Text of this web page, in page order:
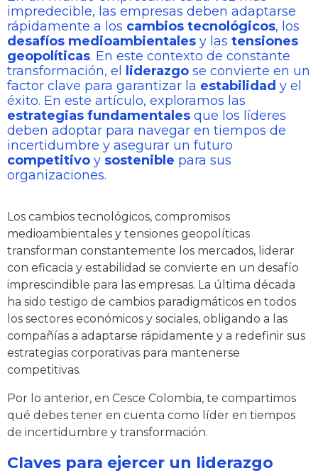
impredecible, las empresas deben adaptarse
rápidamente a los cambios tecnológicos, los
desafíos medioambientales y las tensiones
geopolíticas. En este contexto de constante
transformación, el
liderazgo se convierte en un
factor clave para garantizar la estabilidad y el
éxito. En este artículo, exploramos las
estrategias fundamentales que los líderes
deben adoptar para navegar en tiempos de
incertidumbre y asegurar un futuro
competitivo y sostenible para sus
organizaciones.
Los cambios tecnológicos, compromisos
medioambientales y tensiones geopolíticas
transforman constantemente los mercados, liderar
con eficacia y estabilidad se convierte en un desafío
imprescindible para las empresas. La última década
ha sido testigo de cambios paradigmáticos en todos
los sectores económicos y sociales, obligando a las
compañías a adaptarse rápidamente y a redefinir sus
estrategias corporativas para mantenerse
competitivas.
Por lo anterior, en Cesce Colombia, te compartimos
qué debes tener en cuenta como líder en tiempos
de incertidumbre y transformación.
Claves para ejercer un liderazgo